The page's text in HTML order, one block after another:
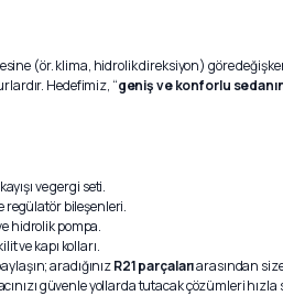
(ör. klima, hidrolik direksiyon) göre
Hedefimiz, “geniş ve konforlu
ve gergi seti.
regülatör bileşenleri.
hidrolik pompa.
ve kapı kolları.
aradığınızR21 parçalarıarasından
güvenle yollarda tutacak çözümleri hızla